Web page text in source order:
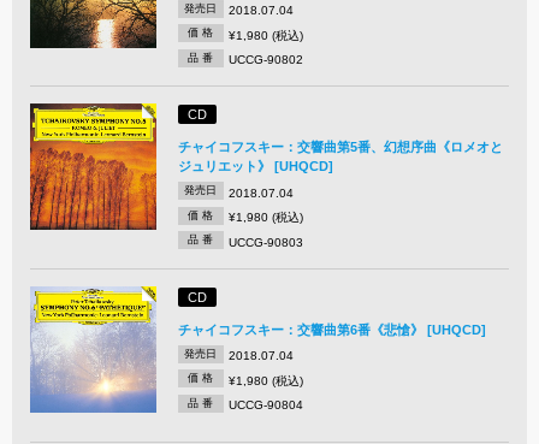
発売日 2018.07.04
価 格 ¥1,980 (税込)
品 番 UCCG-90802
CD
チャイコフスキー：交響曲第5番、幻想序曲《ロメオと
ジュリエット》 [UHQCD]
発売日 2018.07.04
価 格 ¥1,980 (税込)
品 番 UCCG-90803
CD
チャイコフスキー：交響曲第6番《悲愴》 [UHQCD]
発売日 2018.07.04
価 格 ¥1,980 (税込)
品 番 UCCG-90804